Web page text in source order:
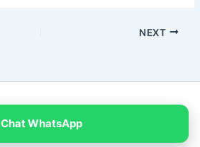
NEXT
Chat WhatsApp